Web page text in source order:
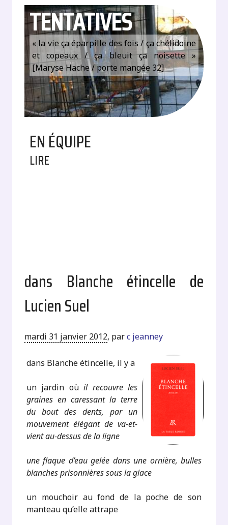
TENTATIVES
« la vie ça éparpille des fois / ça chélidoine
et copeaux / ça bleuit ça noisette »
[Maryse Hache / porte mangée 32]
EN ÉQUIPE
LIRE
dans Blanche étincelle de
Lucien Suel
mardi 31 janvier 2012, parc jeanney
dans Blanche étincelle, il y a
un jardin oùil recouvre les
graines en caressant la terre
du bout des dents, par un
mouvement élégant de va-et-
vient au-dessus de la ligne
une flaque d’eau gelée dans une ornière, bulles
blanches prisonnières sous la glace
un mouchoir au fond de la poche de son
manteau qu’elle attrape